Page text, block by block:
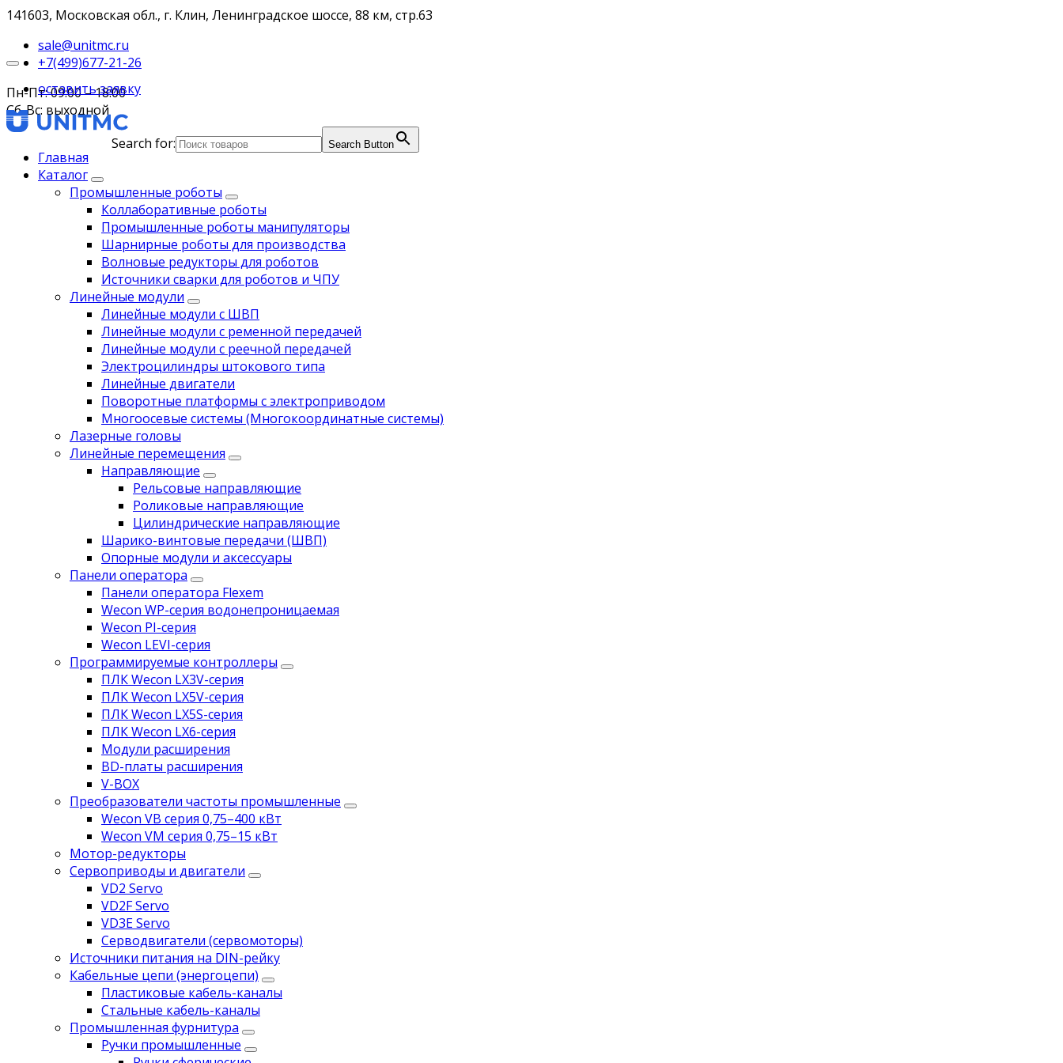
141603, Московская обл., г. Клин, Ленинградское шоссе, 88 км, стр.63
sale@unitmc.ru
+7(499)677-21-26
Пн-Пт: 09:00 – 18:00
Сб-Вс: выходной
Search for:
Search Button
оставить заявку
Главная
Каталог
Промышленные роботы
Коллаборативные роботы
Промышленные роботы манипуляторы
Шарнирные роботы для производства
Волновые редукторы для роботов
Источники сварки для роботов и ЧПУ
Линейные модули
Линейные модули с ШВП
Линейные модули с ременной передачей
Линейные модули с реечной передачей
Электроцилиндры штокового типа
Линейные двигатели
Поворотные платформы с электроприводом
Многоосевые системы (Многокоординатные системы)
Лазерные головы
Линейные перемещения
Направляющие
Рельсовые направляющие
Роликовые направляющие
Цилиндрические направляющие
Шарико-винтовые передачи (ШВП)
Опорные модули и аксессуары
Панели оператора
Панели оператора Flexem
Wecon WP-серия водонепроницаемая
Wecon PI-серия
Wecon LEVI-серия
Программируемые контроллеры
ПЛК Wecon LX3V-серия
ПЛК Wecon LX5V-серия
ПЛК Wecon LX5S-серия
ПЛК Wecon LX6-серия
Модули расширения
BD-платы расширения
V-BOX
Преобразователи частоты промышленные
Wecon VB серия 0,75–400 кВт
Wecon VM серия 0,75–15 кВт
Мотор-редукторы
Сервоприводы и двигатели
VD2 Servo
VD2F Servo
VD3E Servo
Серводвигатели (сервомоторы)
Источники питания на DIN-рейку
Кабельные цепи (энергоцепи)
Пластиковые кабель-каналы
Стальные кабель-каналы
Промышленная фурнитура
Ручки промышленные